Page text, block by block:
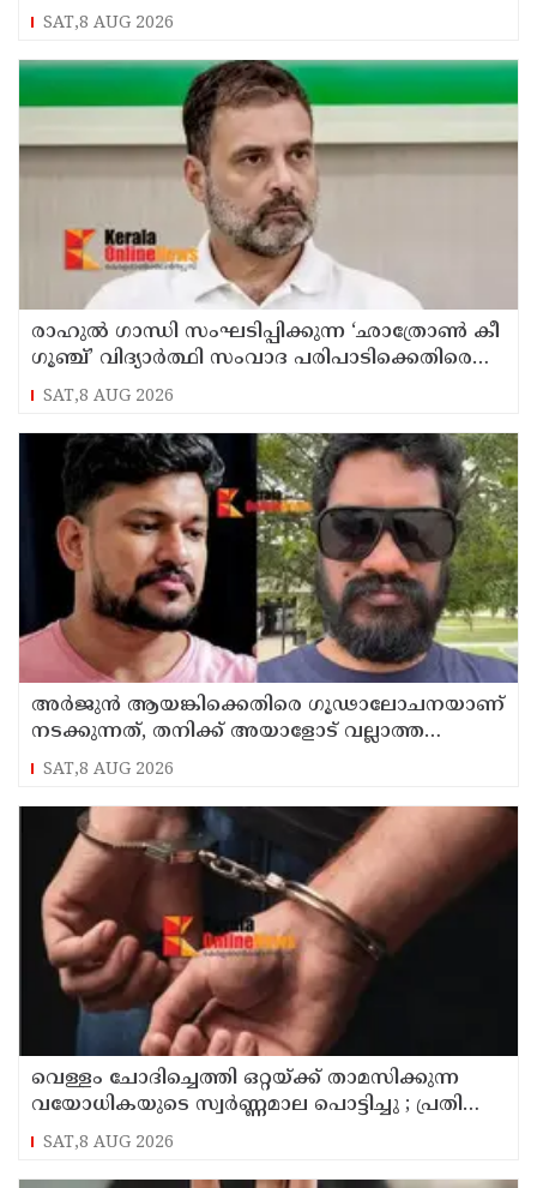
SAT,8 AUG 2026
രാഹുൽ ഗാന്ധി സംഘടിപ്പിക്കുന്ന ‘ഛാത്രോൺ കീ
ഗൂഞ്ച്’ വിദ്യാർത്ഥി സംവാദ പരിപാടിക്കെതിരെ
രൂക്ഷവിമർശനവുമായി ബിജെപി
SAT,8 AUG 2026
അർജുൻ ആയങ്കിക്കെതിരെ ഗൂഢാലോചനയാണ്
നടക്കുന്നത്, തനിക്ക് അയാളോട് വല്ലാത്ത
സ്നേഹം തോന്നുന്നു ; സംവിധായകൻ
SAT,8 AUG 2026
വെള്ളം ചോദിച്ചെത്തി ഒറ്റയ്ക്ക് താമസിക്കുന്ന
വയോധികയുടെ സ്വർണ്ണമാല പൊട്ടിച്ചു ; പ്രതി
പിടിയിൽ
SAT,8 AUG 2026